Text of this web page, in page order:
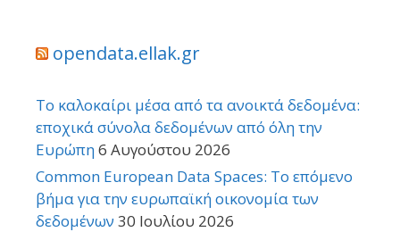
opendata.ellak.gr
Το καλοκαίρι μέσα από τα ανοικτά δεδομένα:
εποχικά σύνολα δεδομένων από όλη την
Ευρώπη6 Αυγούστου 2026
Common European Data Spaces: Το επόμενο
βήμα για την ευρωπαϊκή οικονομία των
δεδομένων 30 Ιουλίου 2026